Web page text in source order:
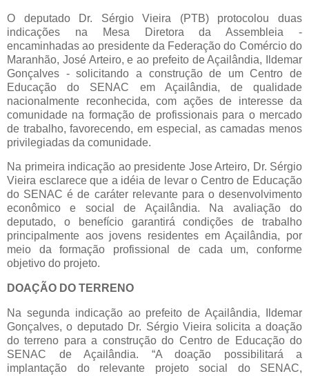
O deputado Dr. Sérgio Vieira (PTB) protocolou duas
indicações na Mesa Diretora da Assembleia -
encaminhadas ao presidente da Federação do Comércio do
Maranhão, José Arteiro, e ao prefeito de Açailândia, Ildemar
Gonçalves - solicitando a construção de um Centro de
Educação do SENAC em Açailândia, de qualidade
nacionalmente reconhecida, com ações de interesse da
comunidade na formação de profissionais para o mercado
de trabalho, favorecendo, em especial, as camadas menos
privilegiadas da comunidade.
Na primeira indicação ao presidente Jose Arteiro, Dr. Sérgio
Vieira esclarece que a idéia de levar o Centro de Educação
do SENAC é de caráter relevante para o desenvolvimento
econômico e social de Açailândia. Na avaliação do
deputado, o benefício garantirá condições de trabalho
principalmente aos jovens residentes em Açailândia, por
meio da formação profissional de cada um, conforme
objetivo do projeto.
DOAÇÃO DO TERRENO
Na segunda indicação ao prefeito de Açailândia, Ildemar
Gonçalves, o deputado Dr. Sérgio Vieira solicita a doação
do terreno para a construção do Centro de Educação do
SENAC de Açailândia. “A doação possibilitará a
implantação do relevante projeto social do SENAC,